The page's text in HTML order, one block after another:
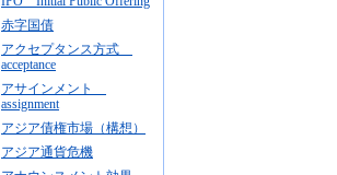
赤字国債
アクセプタンス方式
acceptance
アサインメント
assignment
アジア債権市場（構想）
アジア通貨危機